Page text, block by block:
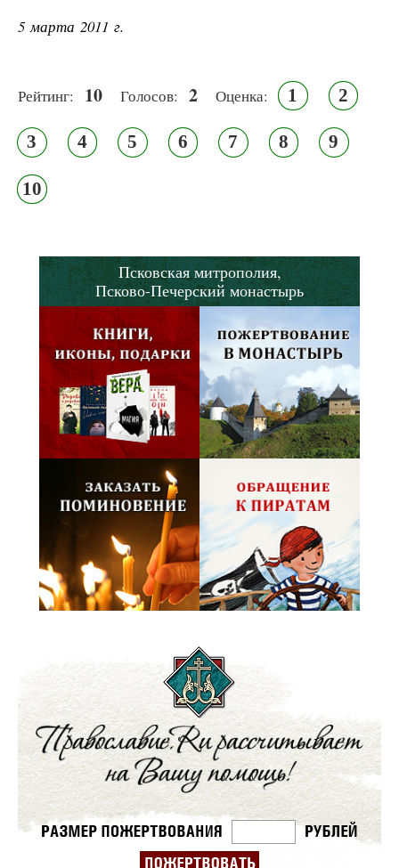
5 марта 2011 г.
Рейтинг: 10 Голосов: 2 Оценка: 1 2
3 4 5 6 7 8 9
10
Псковская митрополия,
Псково-Печерский монастырь